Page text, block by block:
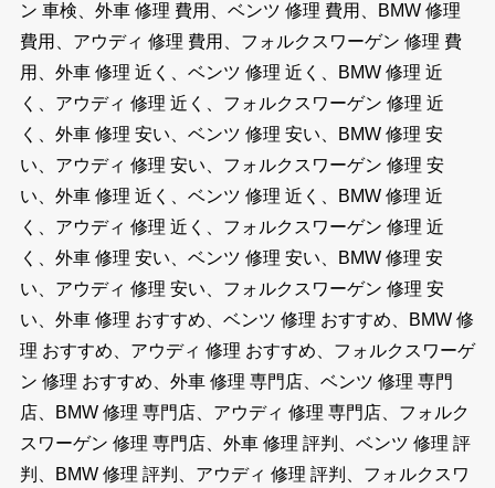
ン 車検、外車 修理 費用、ベンツ 修理 費用、BMW 修理
費用、アウディ 修理 費用、フォルクスワーゲン 修理 費
用、外車 修理 近く、ベンツ 修理 近く、BMW 修理 近
く、アウディ 修理 近く、フォルクスワーゲン 修理 近
く、外車 修理 安い、ベンツ 修理 安い、BMW 修理 安
い、アウディ 修理 安い、フォルクスワーゲン 修理 安
い、外車 修理 近く、ベンツ 修理 近く、BMW 修理 近
く、アウディ 修理 近く、フォルクスワーゲン 修理 近
く、外車 修理 安い、ベンツ 修理 安い、BMW 修理 安
い、アウディ 修理 安い、フォルクスワーゲン 修理 安
い、外車 修理 おすすめ、ベンツ 修理 おすすめ、BMW 修
理 おすすめ、アウディ 修理 おすすめ、フォルクスワーゲ
ン 修理 おすすめ、外車 修理 専門店、ベンツ 修理 専門
店、BMW 修理 専門店、アウディ 修理 専門店、フォルク
スワーゲン 修理 専門店、外車 修理 評判、ベンツ 修理 評
判、BMW 修理 評判、アウディ 修理 評判、フォルクスワ